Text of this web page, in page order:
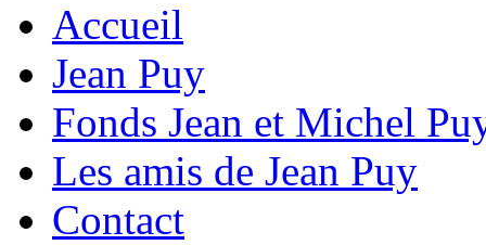
Accueil
Jean Puy
Fonds Jean et Michel
Les amis de Jean Puy
Contact